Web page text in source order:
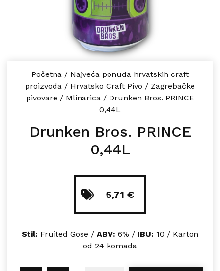
Početna / Najveća ponuda hrvatskih craft
proizvoda / Hrvatsko Craft Pivo / Zagrebačke
pivovare / Mlinarica / Drunken Bros. PRINCE
0,44L
Drunken Bros. PRINCE
0,44L
5,71 €
Stil: Fruited Gose / ABV: 6% / IBU: 10 / Karton
od 24 komada